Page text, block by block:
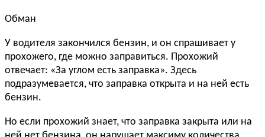
Обман
У водителя закончился бензин, и он спрашивает у
прохожего, где можно заправиться. Прохожий
отвечает: «За углом есть заправка». Здесь
подразумевается, что заправка открыта и на ней есть
бензин.
Но если прохожий знает, что заправка закрыта или на